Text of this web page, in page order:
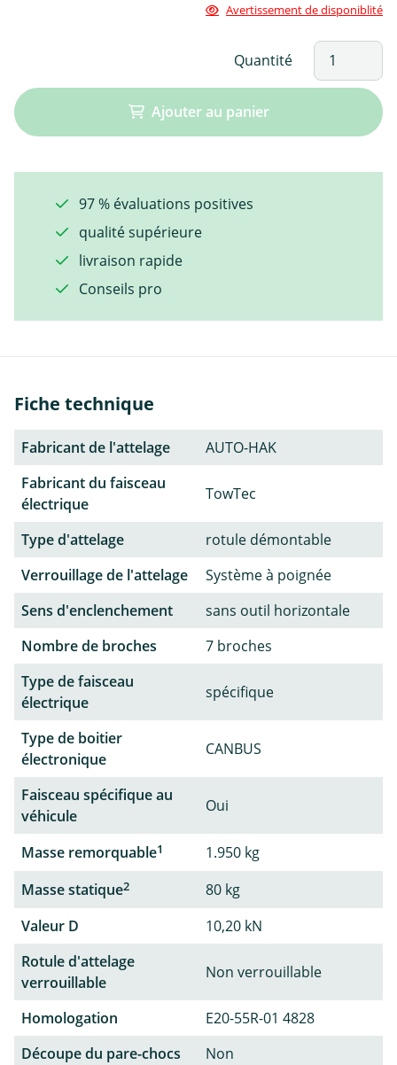
Avertissement de disponiblité
Quantité
Ajouter au panier
97 % évaluations positives
qualité supérieure
livraison rapide
Conseils pro
Fiche technique
Fabricant de l'attelage
AUTO-HAK
Fabricant du faisceau
électrique
TowTec
Type d'attelage
rotule démontable
Verrouillage de l'attelage
Système à poignée
Sens d'enclenchement
sans outil horizontale
Nombre de broches
7 broches
Type de faisceau
électrique
spécifique
Type de boitier
électronique
CANBUS
Faisceau spécifique au
véhicule
Oui
Masse remorquable1
1.950 kg
Masse statique2
80 kg
Valeur D
10,20 kN
Rotule d'attelage
verrouillable
Non verrouillable
Homologation
E20-55R-01 4828
Découpe du pare-chocs
Non